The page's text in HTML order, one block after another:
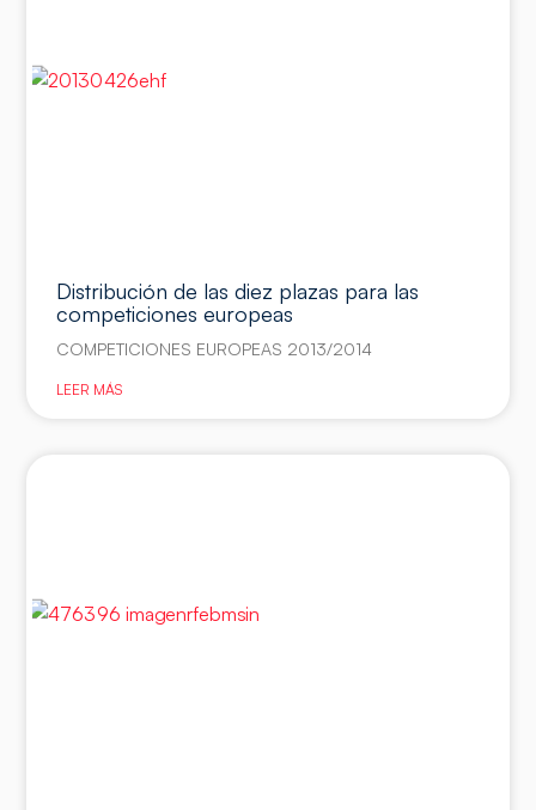
Distribución de las diez plazas para las
competiciones europeas
COMPETICIONES EUROPEAS 2013/2014
LEER MÁS